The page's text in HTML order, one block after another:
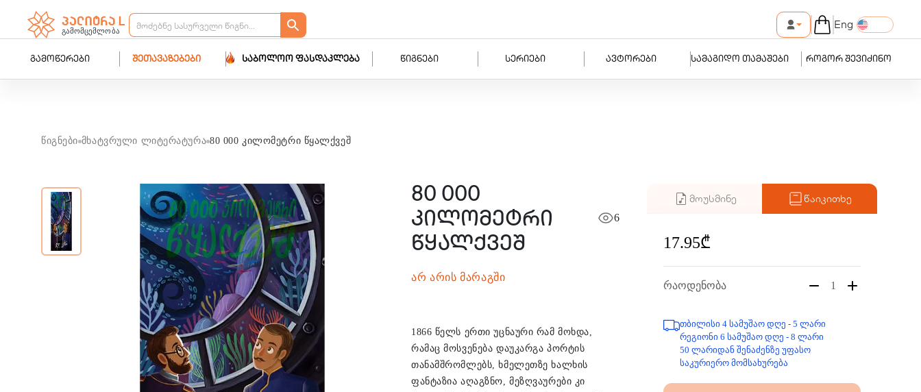
Eng
გამოწერები შეთავაზებები საბოლოო ფასდაკლება წიგნები სერიები ავტორები სამაგიდო თამაშები როგორ შევიძინო
წიგნები მხატვრული ლიტერატურა 80 000 კილომეტრი წყალქვეშ
80 000
კილომეტრი
წყალქვეშ
6
არ არის მარაგში
1866 წელს ერთი უცნაური რამ მოხდა,
რამაც მოსვენება დაუკარგა პორტის
თანამშრომლებს, ხმელეთზე ხალხის
ფანტაზია აღაგზნო, მეზღვაურები კი
მოუსმინე წაიკითხე
17.95₾
რაოდენობა 1
თბილისი 4 სამუშაო დღე - 5 ლარი
რეგიონი 6 სამუშაო დღე - 8 ლარი
50 ლარიდან შენაძენზე უფასო
საკურიერო მომსახურება